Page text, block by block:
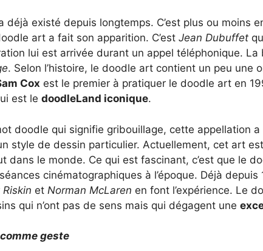
déjà existé depuis longtemps. C’est plus ou moins
art a fait son apparition. C’est Jean Dubuffet
lui est arrivée durant un appel téléphonique.
. Selon l’histoire, le doodle art contient un peu une
Cox est le premier à pratiquer le doodle art en
est le doodleLand iconique.
doodle qui signifie gribouillage, cette appellation a
style de dessin particulier. Actuellement, cet art
dans le monde. Ce qui est fascinant, c’est que le
cinématographiques à l’époque. Déjà
et Norman McLaren en font l’expérience. Le
qui n’ont pas de sens mais qui dégagent une
geste